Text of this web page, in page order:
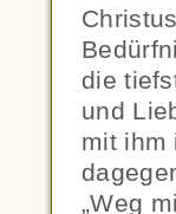
die
und
mit ihm
„Weg